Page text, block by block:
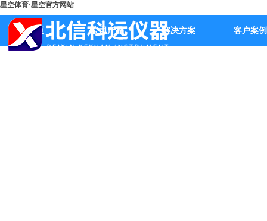
星空体育·星空官方网站
首页 公司产品 解决方案 客户案例